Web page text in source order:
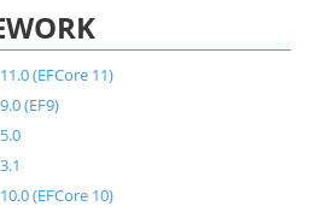
(EFCore 11)
(EF9)
(EFCore 10)